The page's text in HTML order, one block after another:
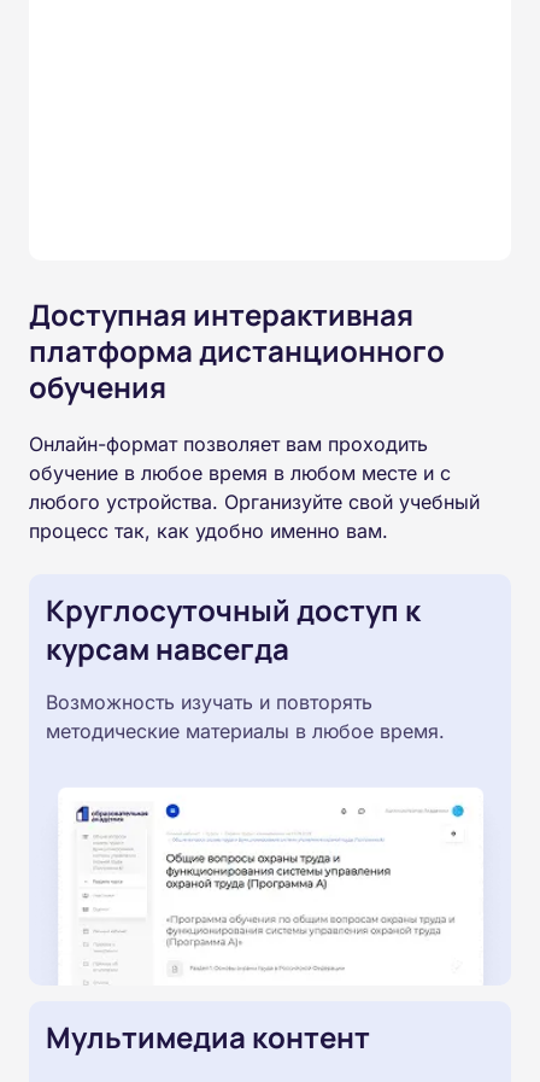
Доступная интерактивная
платформа дистанционного
обучения
Онлайн-формат позволяет вам проходить
обучение в любое время в любом месте и с
любого устройства. Организуйте свой учебный
процесс так, как удобно именно вам.
Круглосуточный доступ к
курсам навсегда
Возможность изучать и повторять
методические материалы в любое время.
Мультимедиа контент